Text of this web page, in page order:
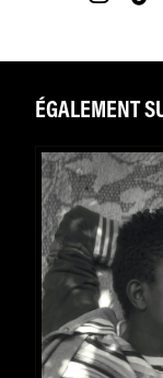
ÉGALEMENT